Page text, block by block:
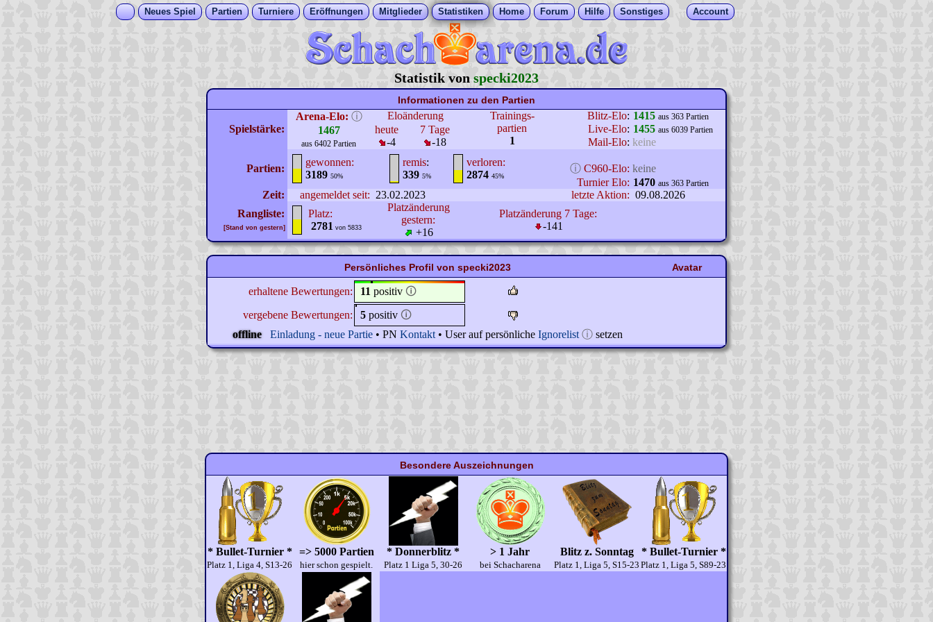
Neues Spiel Partien Turniere Eröffnungen Mitglieder Statistiken Home Forum Hilfe Sonstiges Account
Statistik von specki2023
Informationen zu den Partien
Spielstärke:
Arena-Elo: ⓘ
1467
aus 6402 Partien
Eloänderung
Trainings-
partien
1
Blitz-Elo: 1415 aus 363 Partien
heute
-4
7 Tage
-18
Live-Elo: 1455 aus 6039 Partien
Mail-Elo: keine
Partien:
gewonnen:
3189 50%
remis:
339 5%
verloren:
2874 45%
ⓘ C960-Elo: keine
Turnier Elo: 1470 aus 363 Partien
Zeit: angemeldet seit: 23.02.2023 letzte Aktion: 09.08.2026
Rangliste:
[Stand von gestern]
Platz:
2781 von 5833
Platzänderung
gestern:
+16
Platzänderung 7 Tage:
-141
Persönliches Profil von specki2023 Avatar
erhaltene Bewertungen: 11 positiv 🛈
vergebene Bewertungen:
5 positiv 🛈
offline
Einladung - neue Partie • PN Kontakt • User auf persönliche Ignorelist ⓘ setzen
Besondere Auszeichnungen
* Bullet-Turnier *
Platz 1, Liga 4, S13-26
=> 5000 Partien
hier schon gespielt.
* Donnerblitz *
Platz 1 Liga 5, 30-26
> 1 Jahr
bei Schacharena
Blitz z. Sonntag
Platz 1, Liga 5, S15-23
* Bullet-Turnier *
Platz 1, Liga 5, S89-23